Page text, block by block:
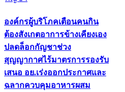
องค์กรผู้บริโภคเตือนคนกิน
ต้องสังเกตอาการข้างเคียงเอง
ปลดล็อกกัญชาช่วง
สุญญากาศไร้มาตรการรองรับ
เสนอ อย.เร่งออกประกาศและ
ฉลากควบคุมอาหารผสม